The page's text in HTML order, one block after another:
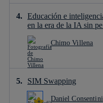
Educación e
en la era de la IA sin
Chimo Villena
SIM Swapping
Daniel Consentini